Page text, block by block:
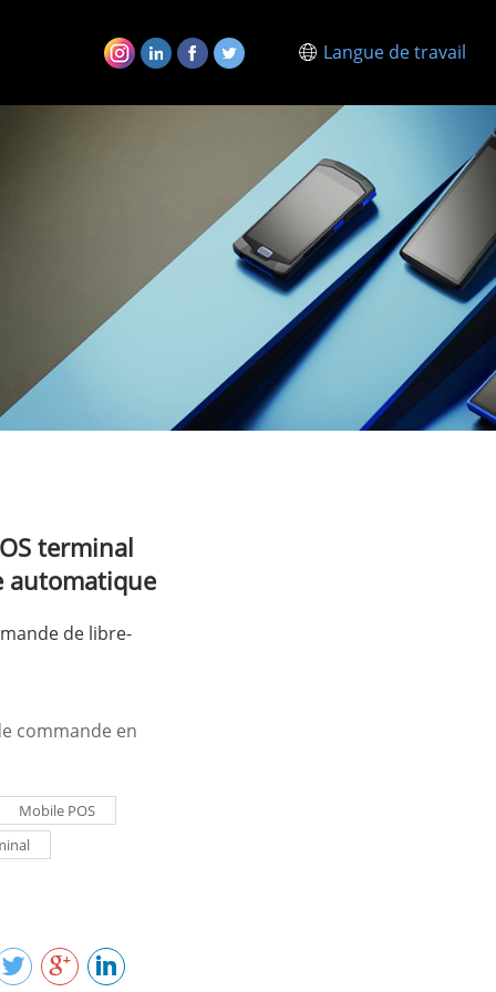
Langue de travail
terminal
automatique
de libre-
commande en
Mobile POS